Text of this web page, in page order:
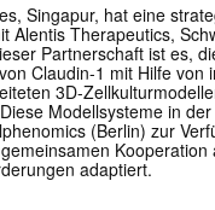
Singapur, hat eine
Alentis Therapeutics,
Partnerschaft ist es,
Claudin-1 mit Hilfe von
3D-
Modellsysteme in
(Berlin) zur
Kooperation
adaptiert.